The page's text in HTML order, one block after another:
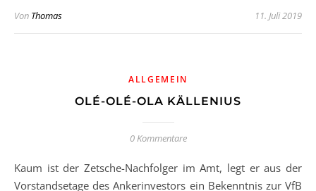
Von Thomas 11. Juli 2019
ALLGEMEIN
OLÉ-OLÉ-OLA KÄLLENIUS
0 Kommentare
Kaum ist der Zetsche-Nachfolger im Amt, legt er aus der
Vorstandsetage des Ankerinvestors ein Bekenntnis zur VfB